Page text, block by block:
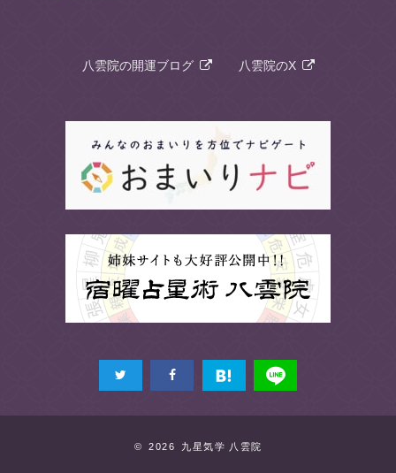
八雲院の開運ブログ 八雲院のX
© 2026 九星気学 八雲院